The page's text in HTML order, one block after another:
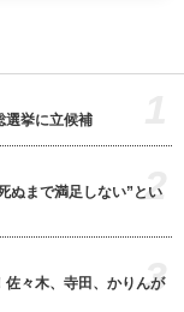
挙に立候補
ぬまで満足しない”とい
2
佐々木、寺田、かりんが
3